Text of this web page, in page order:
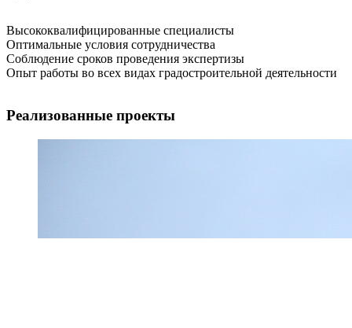
Высококвалифицированные специалисты
Оптимальные условия сотрудничества
Соблюдение сроков проведения экспертизы
Опыт работы во всех видах градостроительной деятельности
Реализованные проекты